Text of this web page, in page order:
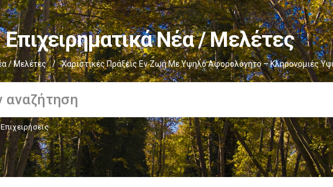
Επιχειρηματικά Νέα / Μελέτες
/ Μελέτες / Χαριστικές Πράξεις Εν Ζωή Με Υψηλό Αφορολόγητο – Κληρονομιές
Επιχειρήσεις